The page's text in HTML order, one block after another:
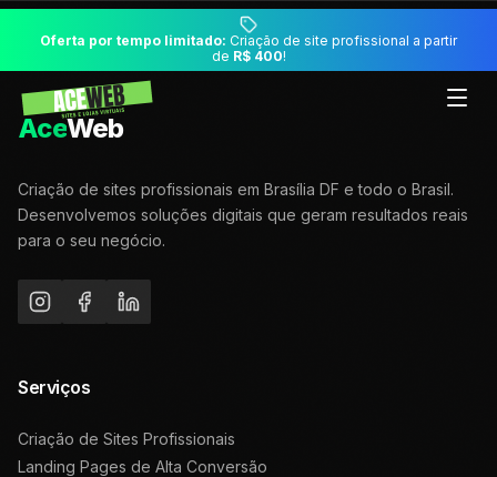
Oferta por tempo limitado: Criação de site profissional a partir
de R$ 400!
AceWeb
Criação de sites profissionais em Brasília DF e todo o Brasil.
Desenvolvemos soluções digitais que geram resultados reais
para o seu negócio.
Serviços
Criação de Sites Profissionais
Landing Pages de Alta Conversão